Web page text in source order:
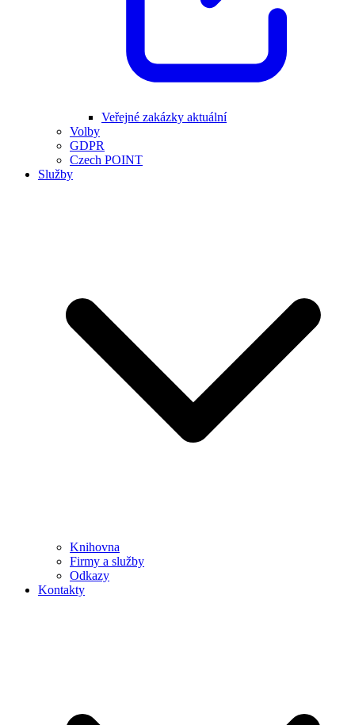
Veřejné zakázky aktuální
Volby
GDPR
Czech POINT
Služby
Knihovna
Firmy a služby
Odkazy
Kontakty